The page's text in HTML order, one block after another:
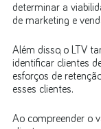
determinar a
de marketing e
Além disso, o LTV
identificar clientes
esforços de
esses clientes.
Ao compreender o